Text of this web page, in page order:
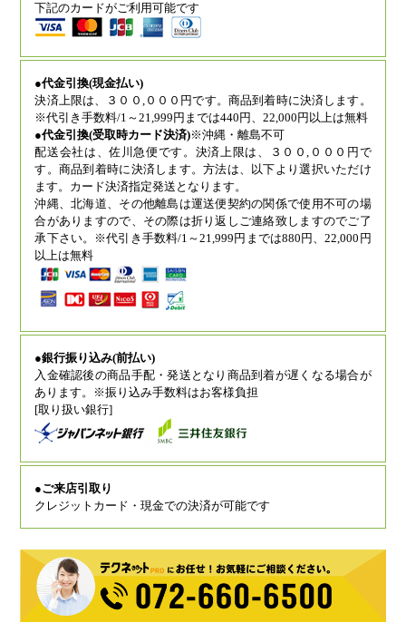
下記のカードがご利用可能です
●代金引換(現金払い)
決済上限は、３００,０００円です。商品到着時に決済します。
※代引き手数料/1～21,999円までは440円、22,000円以上は無料
●代金引換(受取時カード決済)※沖縄・離島不可
配送会社は、佐川急便です。決済上限は、３００,０００円で
す。商品到着時に決済します。方法は、以下より選択いただけ
ます。カード決済指定発送となります。
沖縄、北海道、その他離島は運送便契約の関係で使用不可の場
合がありますので、その際は折り返しご連絡致しますのでご了
承下さい。※代引き手数料/1～21,999円までは880円、22,000円
以上は無料
●銀行振り込み(前払い)
入金確認後の商品手配・発送となり商品到着が遅くなる場合が
あります。※振り込み手数料はお客様負担
[取り扱い銀行]
●ご来店引取り
クレジットカード・現金での決済が可能です